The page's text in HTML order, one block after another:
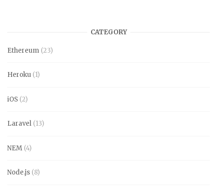
CATEGORY
Ethereum (23)
Heroku (1)
iOS (2)
Laravel (13)
NEM (4)
Node.js (8)